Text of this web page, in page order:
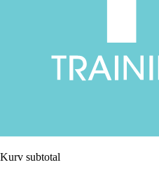
Kurv subtotal